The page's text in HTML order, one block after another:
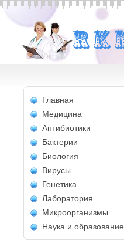
Главная
Медицина
Антибиотики
Бактерии
Биология
Вирусы
Генетика
Лаборатория
Микроорганизмы
Наука и образование